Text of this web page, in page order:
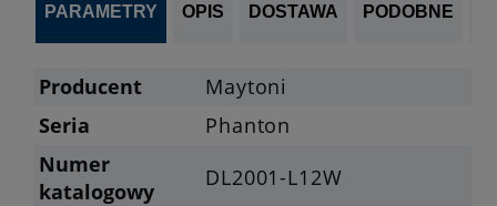
PARAMETRY OPIS DOSTAWA PODOBNE
Producent
Maytoni
Seria
Phanton
Numer
katalogowy
DL2001-L12W